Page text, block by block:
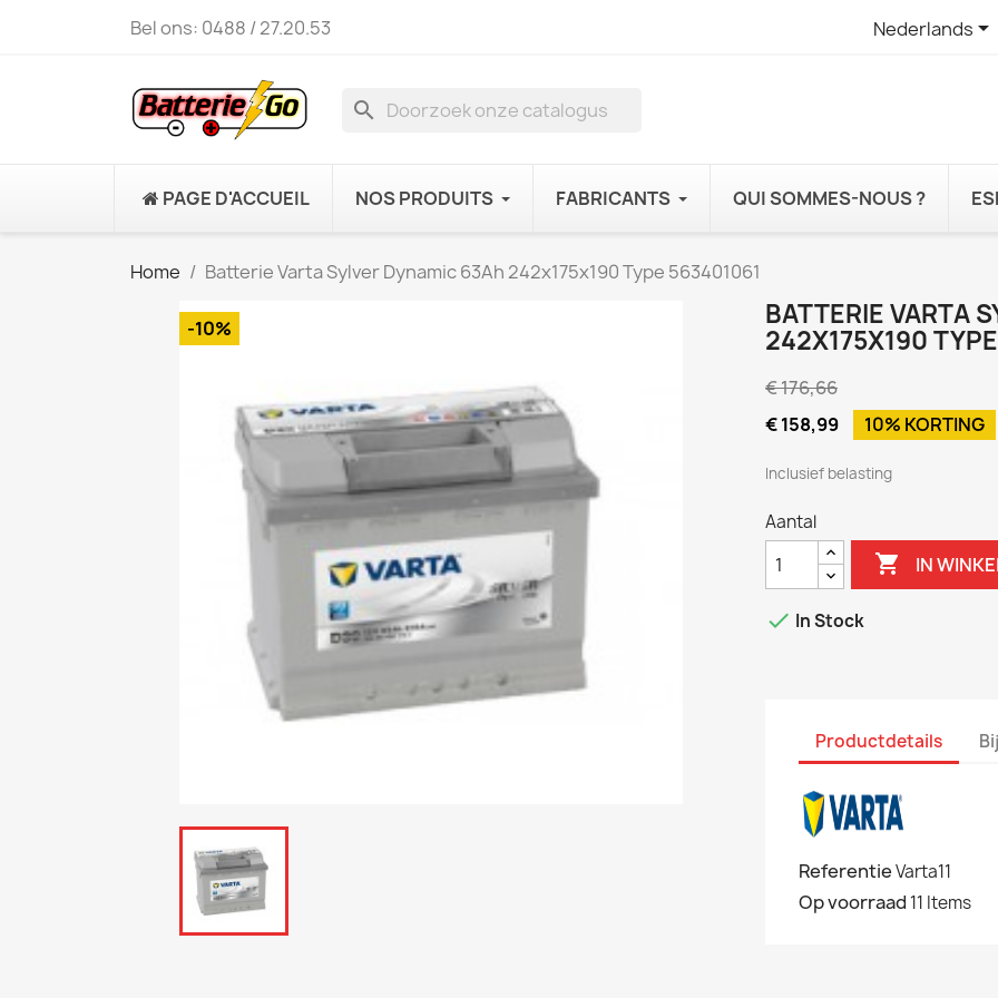
Bel ons: 0488 / 27.20.53 Nederlands
search
PAGE D'ACCUEIL NOS PRODUITS FABRICANTS QUI SOMMES-NOUS ?
Home Batterie Varta Sylver Dynamic 63Ah 242x175x190 Type 563401061
-10%
BATTERIE VARTA
242X175X190
€ 176,66
€ 158,99
10% KORTING
Inclusief belasting
Aantal
 IN
 In Stock
Productdetails
ReferentieVarta11
Op voorraad 11 Items